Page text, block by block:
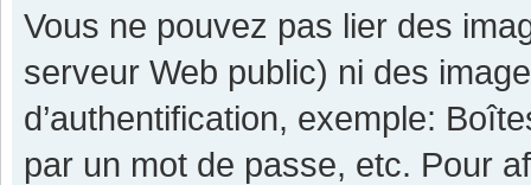
Vous ne pouvez pas lier des
serveur Web public) ni des
d’authentification, exemple:
par un mot de passe, etc. Pour